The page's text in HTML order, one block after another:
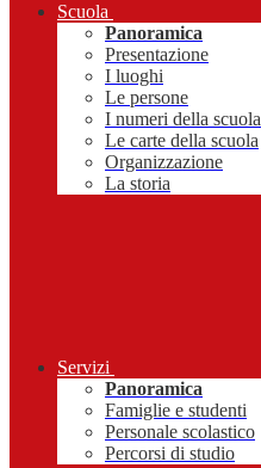
Scuola
Panoramica
Presentazione
I luoghi
Le persone
I numeri della scuola
Le carte della scuola
Organizzazione
La storia
Servizi
Panoramica
Famiglie e studenti
Personale scolastico
Percorsi di studio